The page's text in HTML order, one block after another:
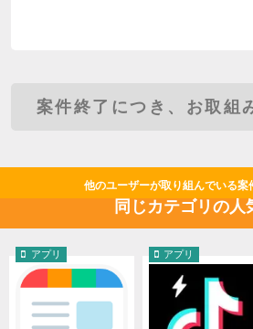
案件終了につき、お取組
他のユーザーが取り組んでいる案
同じカテゴリの人
アプリ アプリ